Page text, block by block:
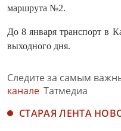
маршрута №2.
До 8 января транспорт в
выходного дня.
Следите за самым
канале Татмедиа
СТАРАЯ ЛЕНТА